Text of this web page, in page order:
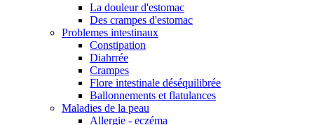
La douleur d'estomac
Des crampes d'estomac
Problemes intestinaux
Constipation
Diahrrée
Crampes
Flore intestinale déséquilibrée
Ballonnements et flatulances
Maladies de la peau
Allergie - eczéma